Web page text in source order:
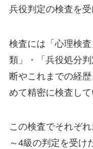
兵役判定の検査を受
検査には「心理検
類」・「兵役処分
断やこれまでの経
めて精密に検査して
この検査でそれぞ
～4級の判定を受け